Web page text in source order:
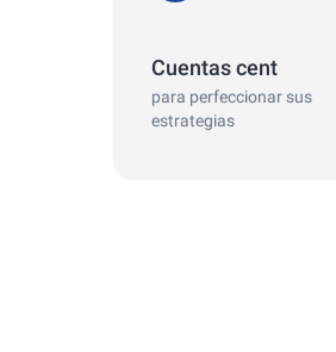
Cuentas cent
para perfeccionar sus
estrategias